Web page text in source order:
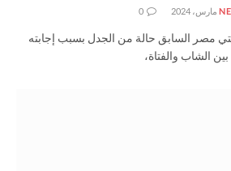
0
مصر السابق حالة من الجدل بسبب إجابته
الشاب والفتاة،